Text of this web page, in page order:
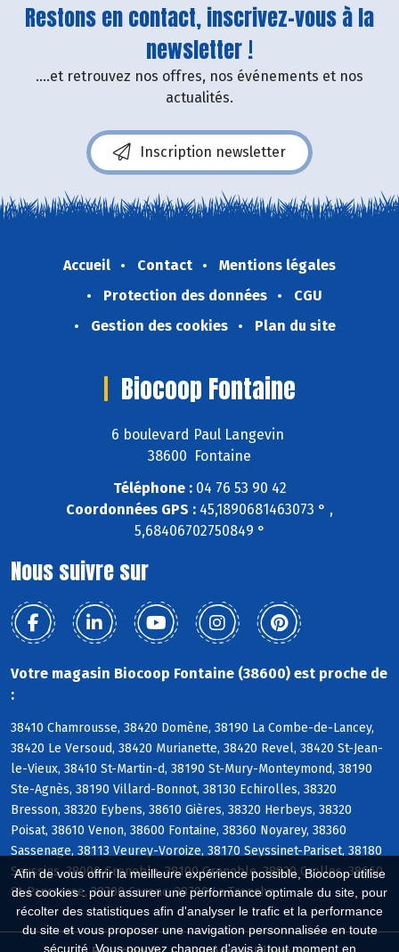
Afin de vous offrir la meilleure expérience possible, Biocoop utilise
des cookies : pour assurer une performance optimale du site, pour
récolter des statistiques afin d'analyser le trafic et la performance
du site et vous proposer une navigation personnalisée en toute
sécurité. Vous pouvez changer d'avis à tout moment en
Restons en contact, inscrivez-vous à la
newsletter !
....et retrouvez nos offres, nos événements et nos
actualités.
Inscription newsletter
Accueil Contact
Mentions légales
Protection des données
CGU
Gestion des cookies
Plan du site
Biocoop Fontaine
6 boulevard Paul Langevin
38600 Fontaine
Téléphone :04 76 53 90 42
Coordonnées GPS : 45,1890681463073 ° ,
5,68406702750849 °
Nous suivre sur
Votre magasin Biocoop Fontaine (38600) est proche de
:
38410 Chamrousse, 38420 Domène, 38190 La Combe-de-Lancey,
38420 Le Versoud, 38420 Murianette, 38420 Revel, 38420 St-Jean-
le-Vieux, 38410 St-Martin-d, 38190 St-Mury-Monteymond, 38190
Ste-Agnès, 38190 Villard-Bonnot, 38130 Echirolles, 38320
Bresson, 38320 Eybens, 38610 Gières, 38320 Herbeys, 38320
Poisat, 38610 Venon, 38600 Fontaine, 38360 Noyarey, 38360
Sassenage, 38113 Veurey-Voroize, 38170 Seyssinet-Pariset, 38180
Seyssins, 38000 Grenoble, 38100 Grenoble, 38920 Crolles, 38660
St-Pancrasse, 38700 Corenc, 38700 La Tronche